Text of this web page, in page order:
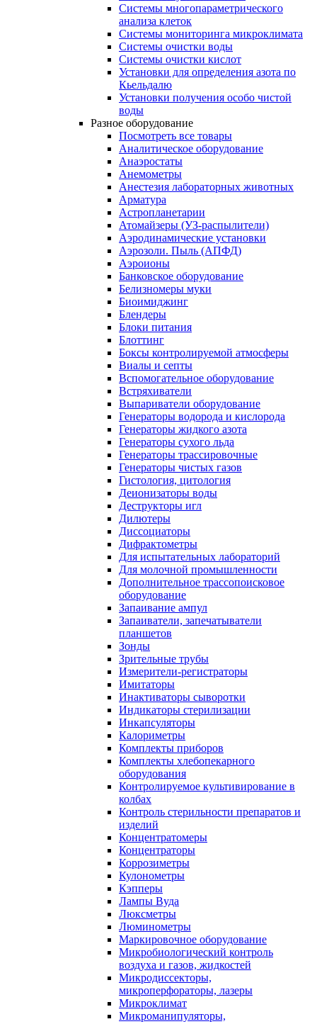
Системы многопараметрического
анализа клеток
Системы мониторинга микроклимата
Системы очистки воды
Системы очистки кислот
Установки для определения азота по
Кьельдалю
Установки получения особо чистой
воды
Разное оборудование
Посмотреть все товары
Аналитическое оборудование
Анаэростаты
Анемометры
Анестезия лабораторных животных
Арматура
Астропланетарии
Атомайзеры (УЗ-распылители)
Аэродинамические установки
Аэрозоли. Пыль (АПФД)
Аэроионы
Банковское оборудование
Белизномеры муки
Биоимиджинг
Блендеры
Блоки питания
Блоттинг
Боксы контролируемой атмосферы
Виалы и септы
Вспомогательное оборудование
Встряхиватели
Выпариватели оборудование
Генераторы водорода и кислорода
Генераторы жидкого азота
Генераторы сухого льда
Генераторы трассировочные
Генераторы чистых газов
Гистология, цитология
Деионизаторы воды
Деструкторы игл
Дилютеры
Диссоциаторы
Дифрактометры
Для испытательных лабораторий
Для молочной промышленности
Дополнительное трассопоисковое
оборудование
Запаивание ампул
Запаиватели, запечатыватели
планшетов
Зонды
Зрительные трубы
Измерители-регистраторы
Имитаторы
Инактиваторы сыворотки
Индикаторы стерилизации
Инкапсуляторы
Калориметры
Комплекты приборов
Комплекты хлебопекарного
оборудования
Контролируемое культивирование в
колбах
Контроль стерильности препаратов и
изделий
Концентратомеры
Концентраторы
Коррозиметры
Кулонометры
Кэпперы
Лампы Вуда
Люксметры
Люминометры
Маркировочное оборудование
Микробиологический контроль
воздуха и газов, жидкостей
Микродиссекторы,
микроперфораторы, лазеры
Микроклимат
Микроманипуляторы,